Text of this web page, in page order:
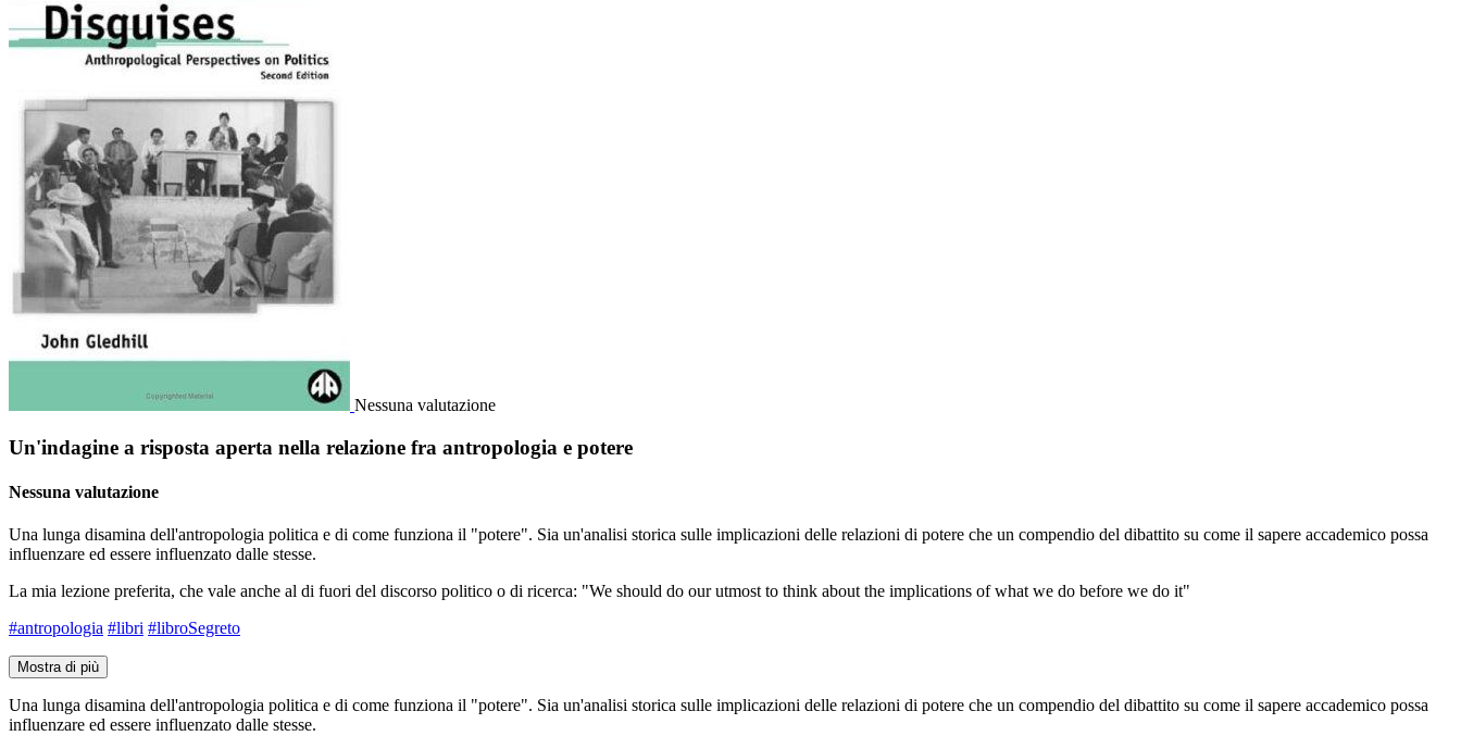
Nessuna valutazione
Un'indagine a risposta aperta nella relazione fra antropologia e potere
Nessuna valutazione
Una lunga disamina dell'antropologia politica e di come funziona il "potere". Sia un'analisi storica sulle implicazioni delle relazioni di potere che un compendio del dibattito su come il sapere accademico possa
influenzare ed essere influenzato dalle stesse.
La mia lezione preferita, che vale anche al di fuori del discorso politico o di ricerca: "We should do our utmost to think about the implications of what we do before we do it"
#antropologia #libri #libroSegreto
Mostra di più
Una lunga disamina dell'antropologia politica e di come funziona il "potere". Sia un'analisi storica sulle implicazioni delle relazioni di potere che un compendio del dibattito su come il sapere accademico possa
influenzare ed essere influenzato dalle stesse.